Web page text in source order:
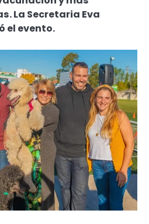
La Secretaria Eva
el evento.